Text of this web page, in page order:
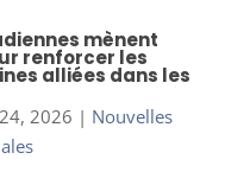
mènent
renforcer les
alliées dans les
2026 | Nouvelles